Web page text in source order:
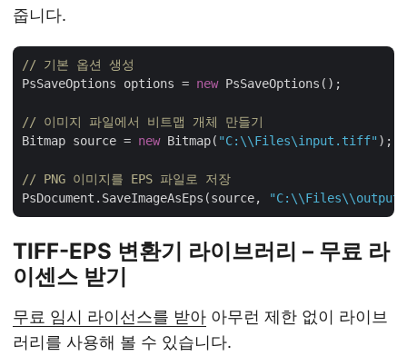
줍니다.
// 기본 옵션 생성
PsSaveOptions options = new PsSaveOptions();
// 이미지 파일에서 비트맵 개체 만들기
Bitmap source = new Bitmap( "C:\\Files\input.tiff" );
// PNG 이미지를 EPS 파일로 저장
PsDocument.SaveImageAsEps(source,
TIFF-EPS 변환기 라이브러리 – 무료 라
이센스 받기
무료 임시 라이선스를 받아 아무런 제한 없이 라이브
러리를 사용해 볼 수 있습니다.